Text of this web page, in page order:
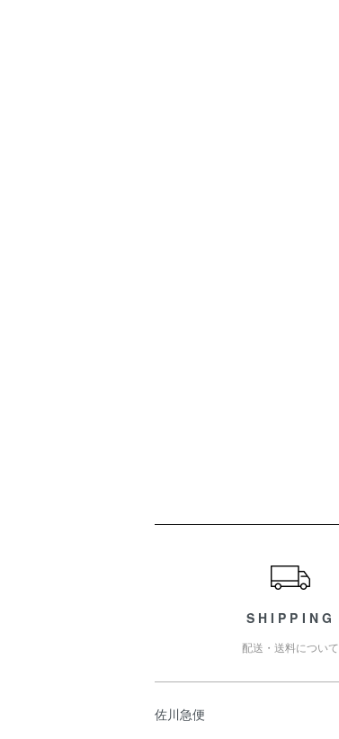
SHIPPING
配送・送料について
佐川急便